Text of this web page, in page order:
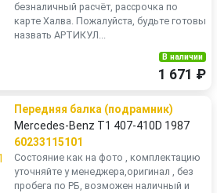
безналичный расчёт, рассрочка по
карте Халва. Пожалуйста, будьте готовы
назвать АРТИКУЛ...
В наличии
1 671 ₽
Передняя балка (подрамник)
Mercedes-Benz T1 407-410D 1987
60233115101
Состояние как на фото , комплектацию
уточняйте у менеджера,оригинал , без
пробега по РБ, возможен наличный и